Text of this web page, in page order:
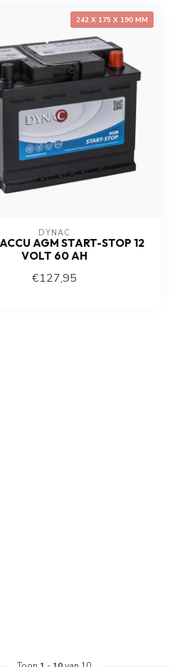
242 X 175 X 190 MM
DYNAC
AGM START-STOP 12
VOLT 60 AH
€127,95